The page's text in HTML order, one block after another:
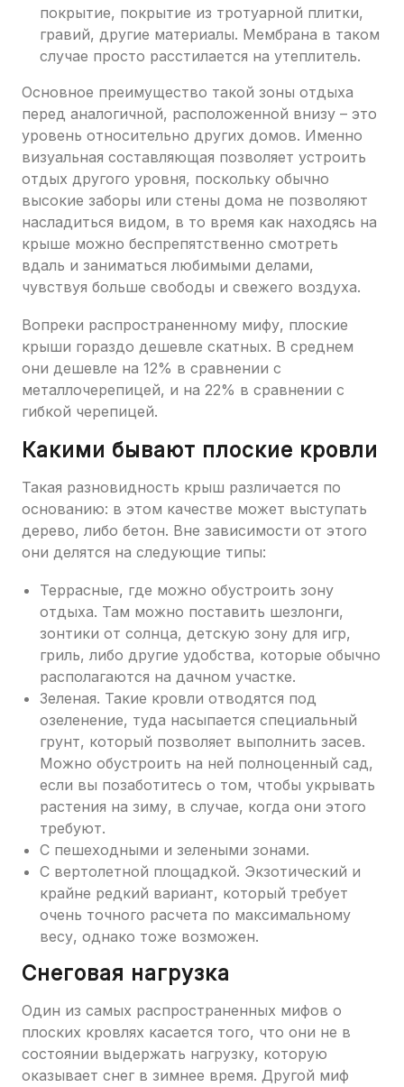
покрытие, покрытие из тротуарной плитки,
гравий, другие материалы. Мембрана в таком
случае просто расстилается на утеплитель.
Основное преимущество такой зоны отдыха
перед аналогичной, расположенной внизу – это
уровень относительно других домов. Именно
визуальная составляющая позволяет устроить
отдых другого уровня, поскольку обычно
высокие заборы или стены дома не позволяют
насладиться видом, в то время как находясь на
крыше можно беспрепятственно смотреть
вдаль и заниматься любимыми делами,
чувствуя больше свободы и свежего воздуха.
Вопреки распространенному мифу, плоские
крыши гораздо дешевле скатных. В среднем
они дешевле на 12% в сравнении с
металлочерепицей, и на 22% в сравнении с
гибкой черепицей.
Какими бывают плоские кровли
Такая разновидность крыш различается по
основанию: в этом качестве может выступать
дерево, либо бетон. Вне зависимости от этого
они делятся на следующие типы:
Террасные, где можно обустроить зону
отдыха. Там можно поставить шезлонги,
зонтики от солнца, детскую зону для игр,
гриль, либо другие удобства, которые обычно
располагаются на дачном участке.
Зеленая. Такие кровли отводятся под
озеленение, туда насыпается специальный
грунт, который позволяет выполнить засев.
Можно обустроить на ней полноценный сад,
если вы позаботитесь о том, чтобы укрывать
растения на зиму, в случае, когда они этого
требуют.
С пешеходными и зелеными зонами.
С вертолетной площадкой. Экзотический и
крайне редкий вариант, который требует
очень точного расчета по максимальному
весу, однако тоже возможен.
Снеговая нагрузка
Один из самых распространенных мифов о
плоских кровлях касается того, что они не в
состоянии выдержать нагрузку, которую
оказывает снег в зимнее время. Другой миф